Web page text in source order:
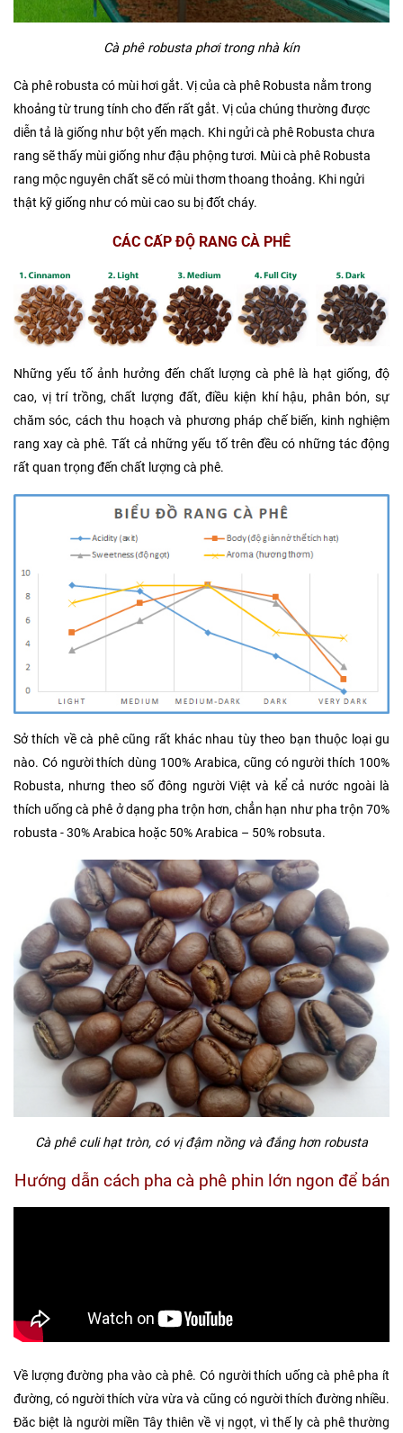
Cà phê robusta phơi trong nhà kín
Cà phê robusta có mùi hơi gắt. Vị của cà phê Robusta nằm trong
khoảng từ trung tính cho đến rất gắt. Vị của chúng thường được
diễn tả là giống như bột yến mạch. Khi ngửi cà phê Robusta chưa
rang sẽ thấy mùi giống như đậu phộng tươi. Mùi cà phê Robusta
rang mộc nguyên chất sẽ có mùi thơm thoang thoảng. Khi ngửi
thật kỹ giống như có mùi cao su bị đốt cháy.
CÁC CẤP ĐỘ RANG CÀ PHÊ
Những yếu tố ảnh hưởng đến chất lượng cà phê là hạt giống, độ
cao, vị trí trồng, chất lượng đất, điều kiện khí hậu, phân bón, sự
chăm sóc, cách thu hoạch và phương pháp chế biến, kinh nghiệm
rang xay cà phê. Tất cả những yếu tố trên đều có những tác động
rất quan trọng đến chất lượng cà phê.
Sở thích về cà phê cũng rất khác nhau tùy theo bạn thuộc loại gu
nào. Có người thích dùng 100% Arabica, cũng có người thích 100%
Robusta, nhưng theo số đông người Việt và kể cả nước ngoài là
thích uống cà phê ở dạng pha trộn hơn, chẳn hạn như pha trộn 70%
robusta - 30% Arabica hoặc 50% Arabica – 50% robsuta.
Cà phê culi hạt tròn, có vị đậm nồng và đắng hơn robusta
Hướng dẫn cách pha cà phê phin lớn ngon để bán
Về lượng đường pha vào cà phê. Có người thích uống cà phê pha ít
đường, có người thích vừa vừa và cũng có người thích đường nhiều.
Đăc biệt là người miền Tây thiên về vị ngọt, vì thế ly cà phê thường